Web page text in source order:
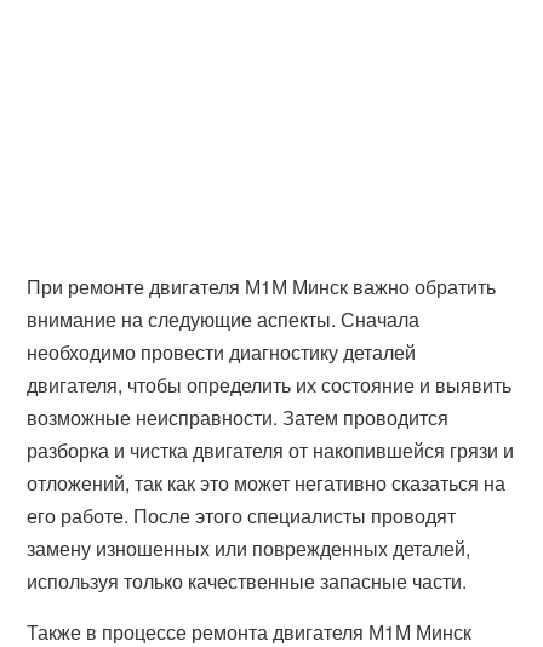
При ремонте двигателя М1М Минск важно обратить
внимание на следующие аспекты. Сначала
необходимо провести диагностику деталей
двигателя, чтобы определить их состояние и выявить
возможные неисправности. Затем проводится
разборка и чистка двигателя от накопившейся грязи и
отложений, так как это может негативно сказаться на
его работе. После этого специалисты проводят
замену изношенных или поврежденных деталей,
используя только качественные запасные части.
Также в процессе ремонта двигателя М1М Минск